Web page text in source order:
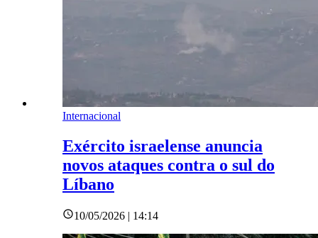
Internacional
Exército israelense anuncia
novos ataques contra o sul do
Líbano
10/05/2026 | 14:14